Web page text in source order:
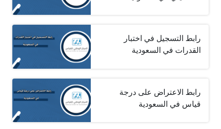
رابط التسجيل في اختبار
القدرات في السعودية
رابط الاعتراض على درجة
قياس في السعودية